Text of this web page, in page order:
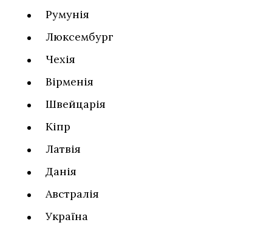
Румунія
Люксембург
Чехія
Вірменія
Швейцарія
Кіпр
Латвія
Данія
Австралія
Україна